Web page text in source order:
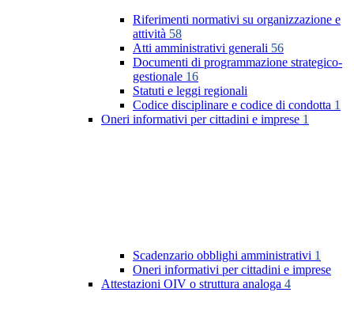
Riferimenti normativi su organizzazione e
attività 58
Atti amministrativi generali 56
Documenti di programmazione strategico-
gestionale 16
Statuti e leggi regionali
Codice disciplinare e codice di condotta 1
Oneri informativi per cittadini e imprese 1
Scadenzario obblighi amministrativi 1
Oneri informativi per cittadini e imprese
Attestazioni OIV o struttura analoga 4